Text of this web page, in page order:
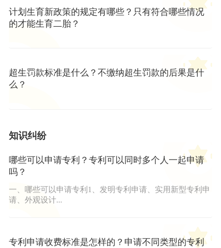
计划生育新政策的规定有哪些？只有符合哪些情况
的才能生育二胎？
超生罚款标准是什么？不缴纳超生罚款的后果是什
么？
知识纠纷
哪些可以申请专利？专利可以同时多个人一起申请
吗？
一、哪些可以申请专利1、发明专利申请、实用新型专利申
请、外观设计...
专利申请收费标准是怎样的？申请不同类型的专利